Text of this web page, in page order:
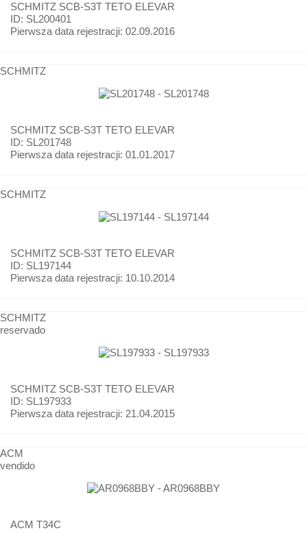
SCHMITZ SCB-S3T TETO ELEVAR
ID: SL200401
Pierwsza data rejestracji: 02.09.2016
SCHMITZ
SCHMITZ SCB-S3T TETO ELEVAR
ID: SL201748
Pierwsza data rejestracji: 01.01.2017
SCHMITZ
SCHMITZ SCB-S3T TETO ELEVAR
ID: SL197144
Pierwsza data rejestracji: 10.10.2014
SCHMITZ
reservado
SCHMITZ SCB-S3T TETO ELEVAR
ID: SL197933
Pierwsza data rejestracji: 21.04.2015
ACM
vendido
ACM T34C